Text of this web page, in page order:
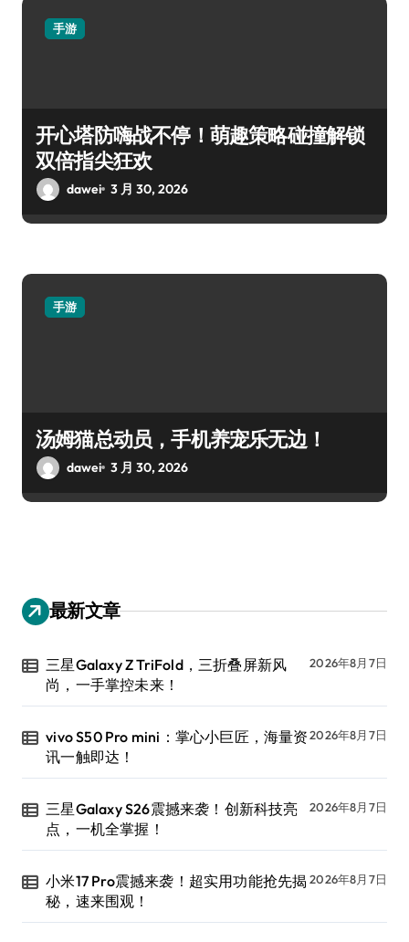
手游
开心塔防嗨战不停！萌趣策略碰撞解锁
双倍指尖狂欢
dawei 3 月 30, 2026
手游
汤姆猫总动员，手机养宠乐无边！
dawei 3 月 30, 2026
最新文章
三星Galaxy Z TriFold，三折叠屏新风
尚，一手掌控未来！
2026年8月7日
vivo S50 Pro mini：掌心小巨匠，海量资
讯一触即达！
2026年8月7日
三星Galaxy S26震撼来袭！创新科技亮
点，一机全掌握！
2026年8月7日
小米17 Pro震撼来袭！超实用功能抢先揭
秘，速来围观！
2026年8月7日